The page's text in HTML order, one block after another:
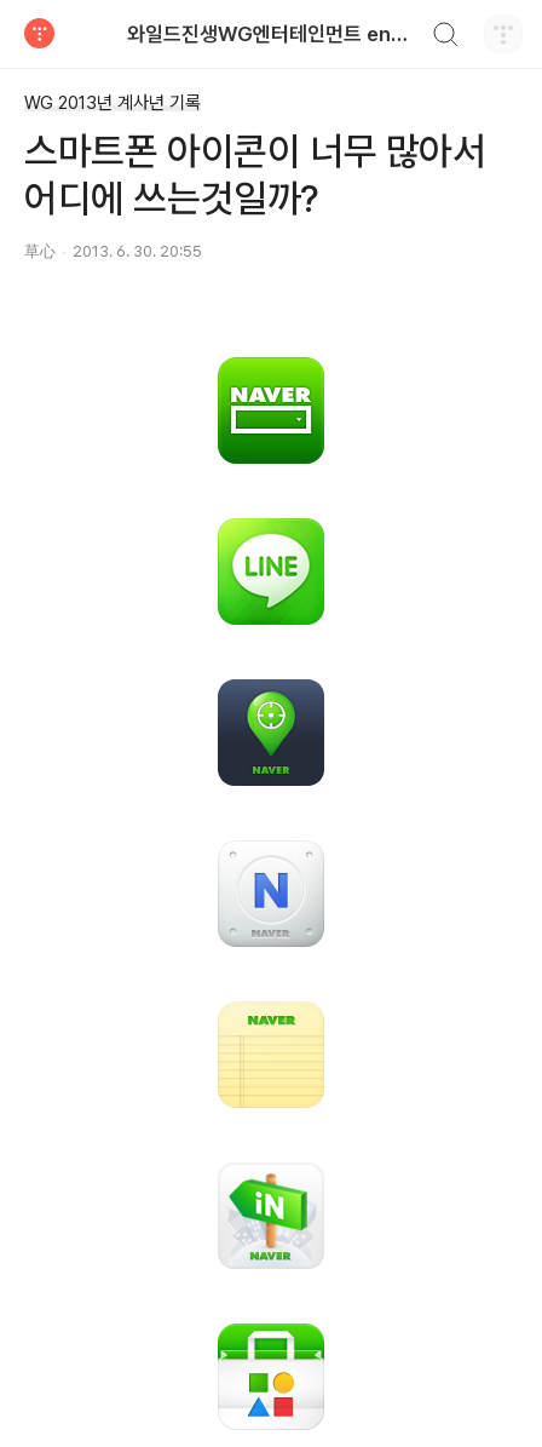
와일드진생WG엔터테인먼트 entertainment
WG 2013년 계사년 기록
스마트폰 아이콘이 너무 많아서
어디에 쓰는것일까?
草心 2013. 6. 30. 20:55